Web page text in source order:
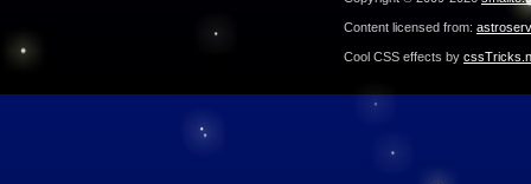
Content licensed from:
Cool CSS effects by